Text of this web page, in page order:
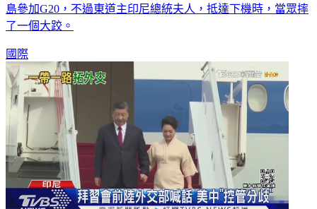
島參加G20，不過東道主印尼總統夫人，抵達下機時，當眾摔
了一個大跤。
國際